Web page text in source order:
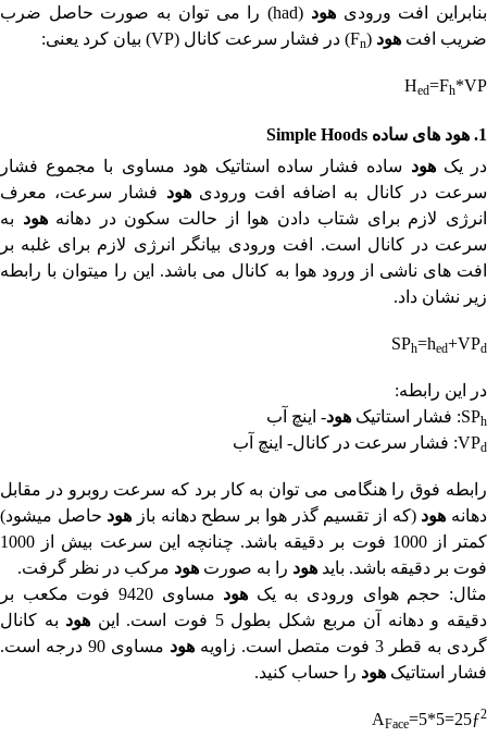
بنابراین افت ورودیهود (
had) را می توان به صورت حاصل ضرب
ضریب افت هود (
Fn ) در فشار سرعت کانال (VP) بیان کرد یعنی:
Hed=Fh*VP
1. هود های ساده Simple Hoods
در یکهود ساده فشار ساده استاتیک هود مساوی با مجموع فشار
سرعت در کانال به اضافه افت ورودیهود فشار سرعت، معرف
انرژی لازم برای شتاب دادن هوا از حالت سکون در دهانه هود به
سرعت در کانال است. افت ورودی بیانگر انرژی لازم برای غلبه بر
افت های ناشی از ورود هوا به کانال می باشد. این را میتوان با رابطه
زیر نشان داد.
SPh=hed+VPd
در این رابطه:
SPh : فشار استاتیک هود- اینچ آب
VPd : فشار سرعت در کانال- اینچ آب
رابطه فوق را هنگامی می توان به کار برد که سرعت روبرو در مقابل
دهانه هود(که از تقسیم گذر هوا بر سطح دهانه باز هود حاصل میشود)
کمتر از 1000 فوت بر دقیقه باشد. چنانچه این سرعت بیش از 1000
فوت بر دقیقه باشد. باید هود را به صورت هود مرکب در نظر گرفت.
مثال: حجم هوای ورودی به یک هود
مساوی 9420 فوت مکعب بر
دقیقه و دهانه آن مربع شکل بطول 5 فوت است. این
هود به کانال
گردی به قطر 3 فوت متصل است. زاویه
هود
مساوی 90 درجه است.
فشار استاتیک هود را حساب کنید.
AFace=5*5=25ƒ2